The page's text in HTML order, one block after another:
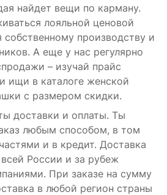
найдет вещи по карману.
лояльной ценовой
собственному производству и
А еще у нас регулярно
– изучай прайс
ищи в каталоге женской
с размером скидки.
доставки и оплаты. Ты
любым способом, в том
и в кредит. Доставка
России и за рубеж
При заказе на сумму
в любой регион страны